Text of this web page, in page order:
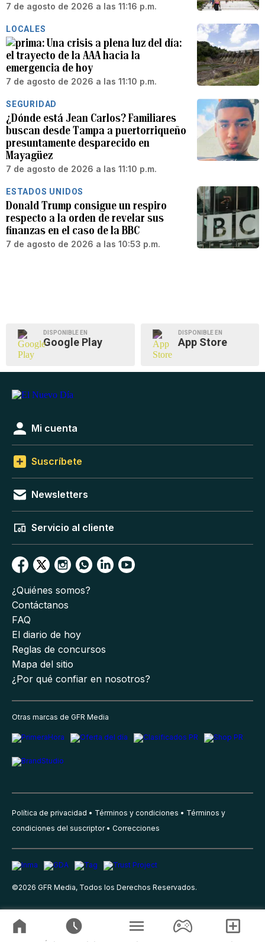
7 de agosto de 2026 a las 11:16 p.m.
LOCALES
Una crisis a plena luz del día:
el trayecto de la AAA hacia la
emergencia de hoy
7 de agosto de 2026 a las 11:10 p.m.
SEGURIDAD
¿Dónde está Jean Carlos? Familiares
buscan desde Tampa a puertorriqueño
presuntamente desparecido en
Mayagüez
7 de agosto de 2026 a las 11:10 p.m.
ESTADOS UNIDOS
Donald Trump consigue un respiro
respecto a la orden de revelar sus
finanzas en el caso de la BBC
7 de agosto de 2026 a las 10:53 p.m.
DISPONIBLE EN
Google Play
DISPONIBLE EN
App Store
Mi cuenta
Suscríbete
Newsletters
Servicio al cliente
¿Quiénes somos?
Contáctanos
FAQ
El diario de hoy
Reglas de concursos
Mapa del sitio
¿Por qué confiar en nosotros?
Otras marcas de GFR Media
Política de privacidad Términos y condiciones
Términos y
condiciones del suscriptor
Correcciones
©2026 GFR Media, Todos los Derechos Reservados.